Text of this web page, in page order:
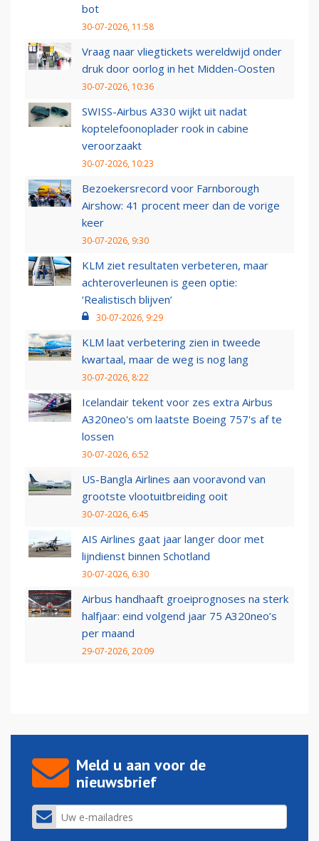
bot
30-07-2026, 11:58
Vraag naar vliegtickets wereldwijd onder
druk door oorlog in het Midden-Oosten
30-07-2026, 10:36
SWISS-Airbus A330 wijkt uit nadat
koptelefoonoplader rook in cabine
veroorzaakt
30-07-2026, 10:23
Bezoekersrecord voor Farnborough
Airshow: 41 procent meer dan de vorige
keer
30-07-2026, 9:30
KLM ziet resultaten verbeteren, maar
achteroverleunen is geen optie:
‘Realistisch blijven’
30-07-2026, 9:29
KLM laat verbetering zien in tweede
kwartaal, maar de weg is nog lang
30-07-2026, 8:22
Icelandair tekent voor zes extra Airbus
A320neo's om laatste Boeing 757's af te
lossen
30-07-2026, 6:52
US-Bangla Airlines aan vooravond van
grootste vlootuitbreiding ooit
30-07-2026, 6:45
AIS Airlines gaat jaar langer door met
lijndienst binnen Schotland
30-07-2026, 6:30
Airbus handhaaft groeiprognoses na sterk
halfjaar: eind volgend jaar 75 A320neo’s
per maand
29-07-2026, 20:09
Meld u aan voor de
nieuwsbrief